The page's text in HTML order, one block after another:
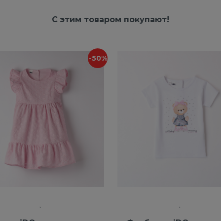
С этим товаром покупают!
-50%